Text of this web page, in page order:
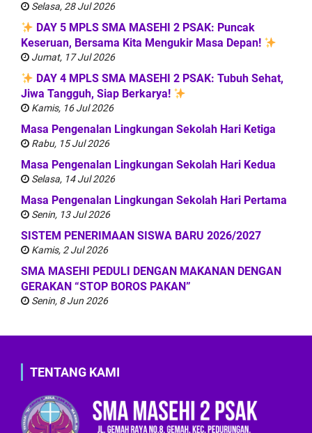
Selasa, 28 Jul 2026
DAY 5 MPLS SMA MASEHI 2 PSAK: Puncak
Keseruan, Bersama Kita Mengukir Masa Depan!
Jumat, 17 Jul 2026
DAY 4 MPLS SMA MASEHI 2 PSAK: Tubuh Sehat,
Jiwa Tangguh, Siap Berkarya!
Kamis, 16 Jul 2026
Masa Pengenalan Lingkungan Sekolah Hari Ketiga
Rabu, 15 Jul 2026
Masa Pengenalan Lingkungan Sekolah Hari Kedua
Selasa, 14 Jul 2026
Masa Pengenalan Lingkungan Sekolah Hari Pertama
Senin, 13 Jul 2026
SISTEM PENERIMAAN SISWA BARU 2026/2027
Kamis, 2 Jul 2026
SMA MASEHI PEDULI DENGAN MAKANAN DENGAN
GERAKAN “STOP BOROS PAKAN”
Senin, 8 Jun 2026
TENTANG KAMI